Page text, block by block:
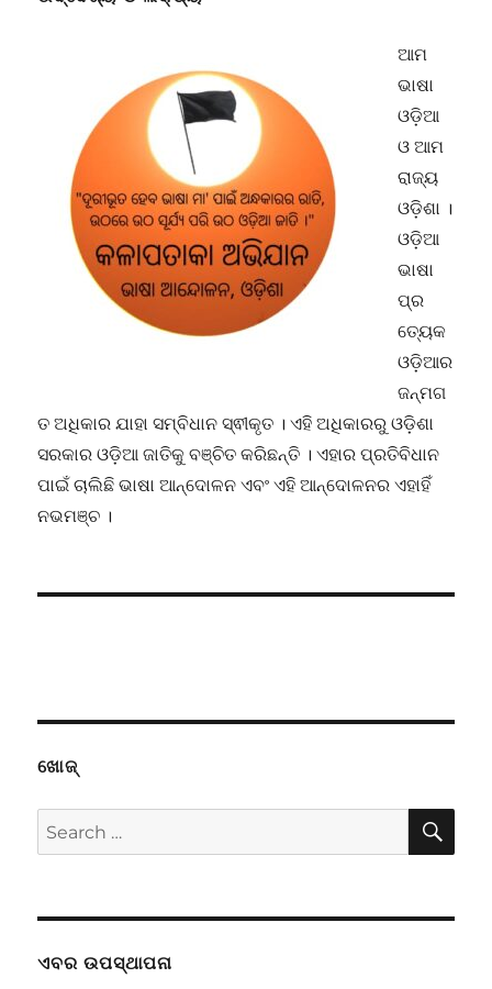
Language
ଆମ
ଭାଷା
ଓଡ଼ିଆ
ଓ ଆମ
ରାଜ୍ୟ
ଓଡ଼ିଶା ।
ଓଡ଼ିଆ
ଭାଷା
ପ୍ର
ତ୍ୟେକ
ଓଡ଼ିଆର
ଜନ୍ମଗ
ତ ଅଧିକାର ଯାହା ସମ୍ବିଧାନ ସ୍ଵୀକୃତ । ଏହି ଅଧିକାରରୁ ଓଡ଼ିଶା
ସରକାର ଓଡ଼ିଆ ଜାତିକୁ ବଞ୍ଚିତ କରିଛନ୍ତି । ଏହାର ପ୍ରତିବିଧାନ
ପାଇଁ ଚାଲିଛି ଭାଷା ଆନ୍ଦୋଳନ ଏବଂ ଏହି ଆନ୍ଦୋଳନର ଏହାହିଁ
ନଭମଞ୍ଚ ।
ଖୋଜ୍
Search
for:
ଏବର ଉପସ୍ଥାପନା